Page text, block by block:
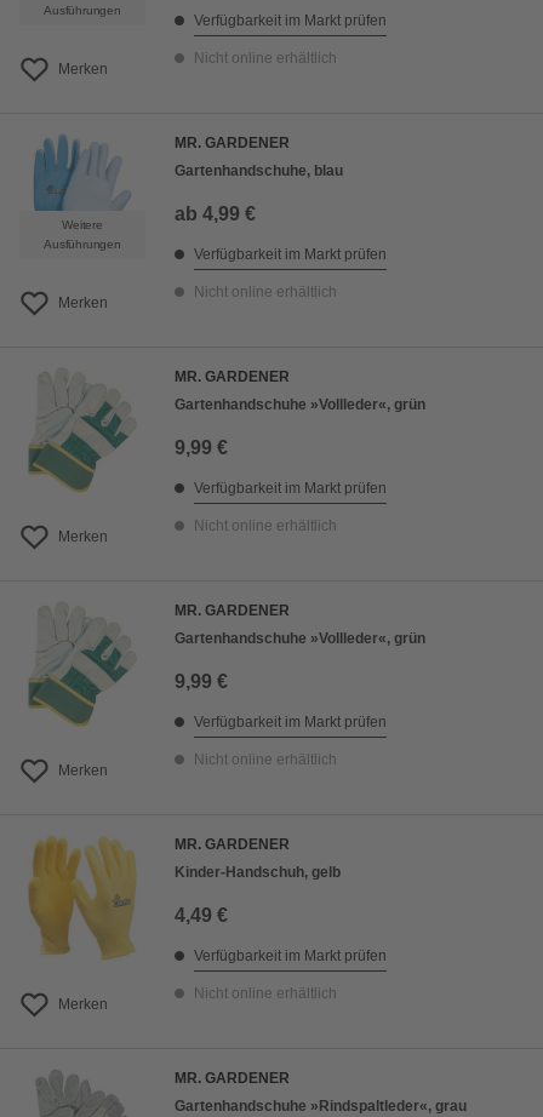
Ausführungen
Merken
Verfügbarkeit im Markt prüfen
Nicht online erhältlich
Weitere
Ausführungen
Merken
MR. GARDENER
Gartenhandschuhe, blau
ab 4,99 €
Verfügbarkeit im Markt prüfen
Nicht online erhältlich
Merken
MR. GARDENER
Gartenhandschuhe »Vollleder«, grün
9,99 €
Verfügbarkeit im Markt prüfen
Nicht online erhältlich
Merken
MR. GARDENER
Gartenhandschuhe »Vollleder«, grün
9,99 €
Verfügbarkeit im Markt prüfen
Nicht online erhältlich
Merken
MR. GARDENER
Kinder-Handschuh, gelb
4,49 €
Verfügbarkeit im Markt prüfen
Nicht online erhältlich
MR. GARDENER
Gartenhandschuhe »Rindspaltleder«, grau